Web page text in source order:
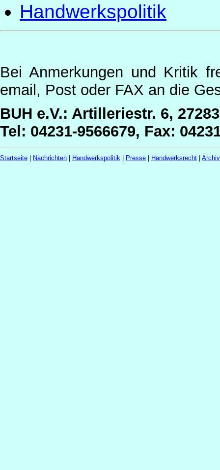
Handwerkspolitik
Bei Anmerkungen und Kritik
email, Post oder FAX an die
BUH e.V.: Artilleriestr. 6,
Tel: 04231-9566679, Fax:
Startseite Nachrichten Handwerkspolitik Presse Handwerksrecht